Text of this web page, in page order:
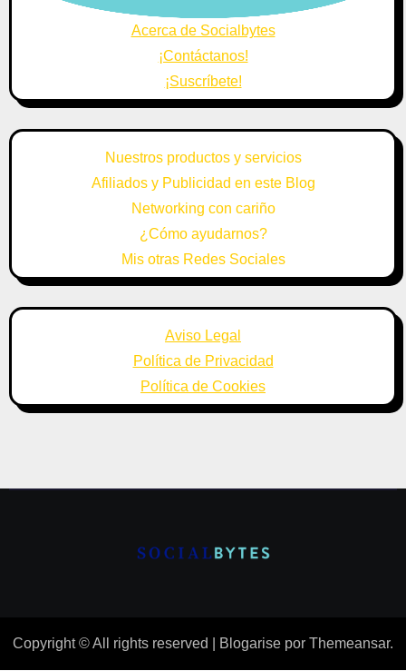
Acerca de Socialbytes
¡Contáctanos!
¡Suscríbete!
Nuestros productos y servicios
Afiliados y Publicidad en este Blog
Networking con cariño
¿Cómo ayudarnos?
Mis otras Redes Sociales
Aviso Legal
Política de Privacidad
Política de Cookies
Copyright © All rights reserved Blogarise por Themeansar.